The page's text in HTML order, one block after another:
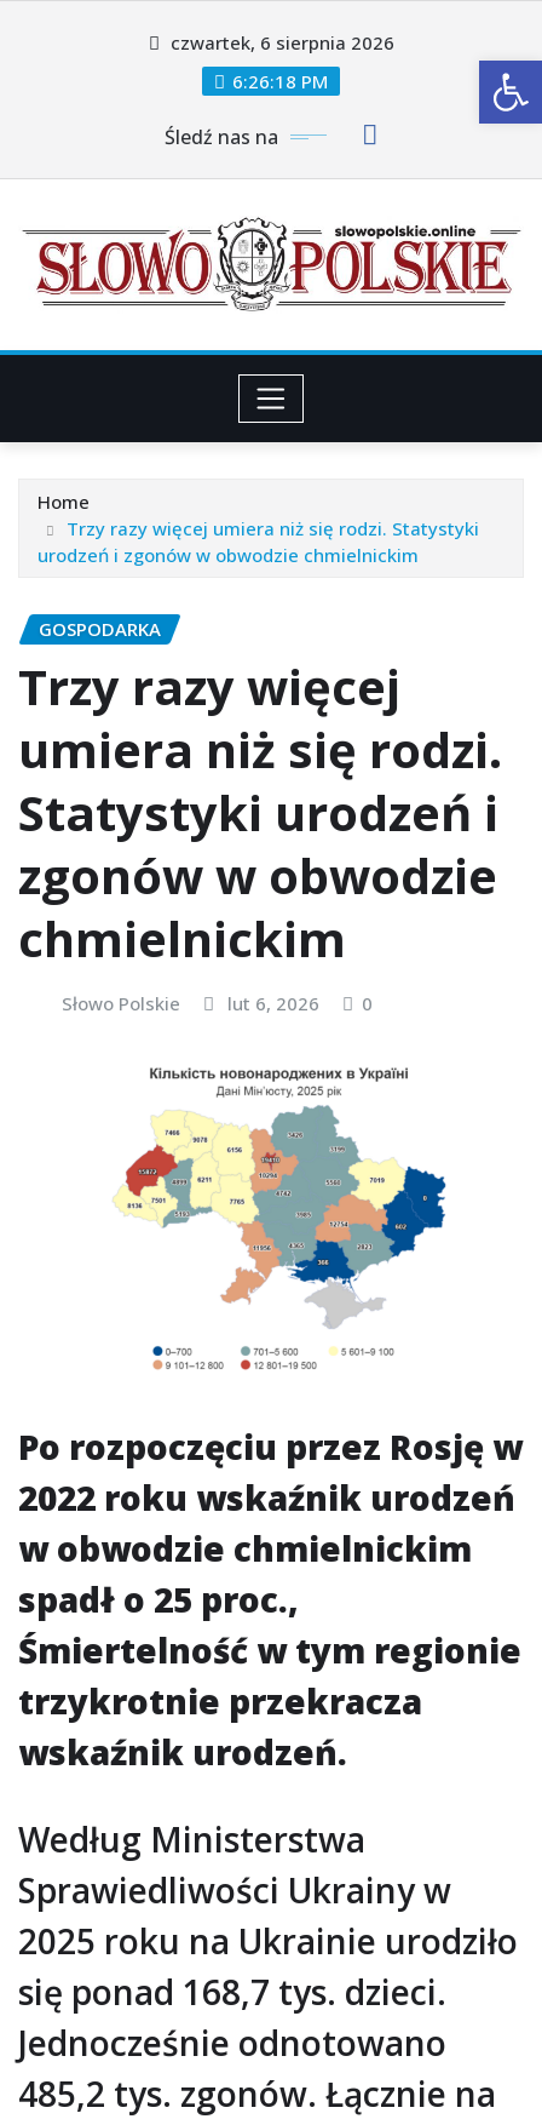
czwartek, 6 sierpnia 2026
6:26:20 PM
Śledź nas na
Home
Trzy razy więcej umiera niż się rodzi. Statystyki
urodzeń i zgonów w obwodzie chmielnickim
GOSPODARKA
Trzy razy więcej
umiera niż się rodzi.
Statystyki urodzeń i
zgonów w obwodzie
chmielnickim
Słowo Polskie lut 6, 2026 0
Po rozpoczęciu przez Rosję w
2022 roku wskaźnik urodzeń
w obwodzie chmielnickim
spadł o 25 proc.,
Śmiertelność w tym regionie
trzykrotnie przekracza
wskaźnik urodzeń.
Według Ministerstwa
Sprawiedliwości Ukrainy w
2025 roku na Ukrainie urodziło
się ponad 168,7 tys. dzieci.
Jednocześnie odnotowano
485,2 tys. zgonów. Łącznie na